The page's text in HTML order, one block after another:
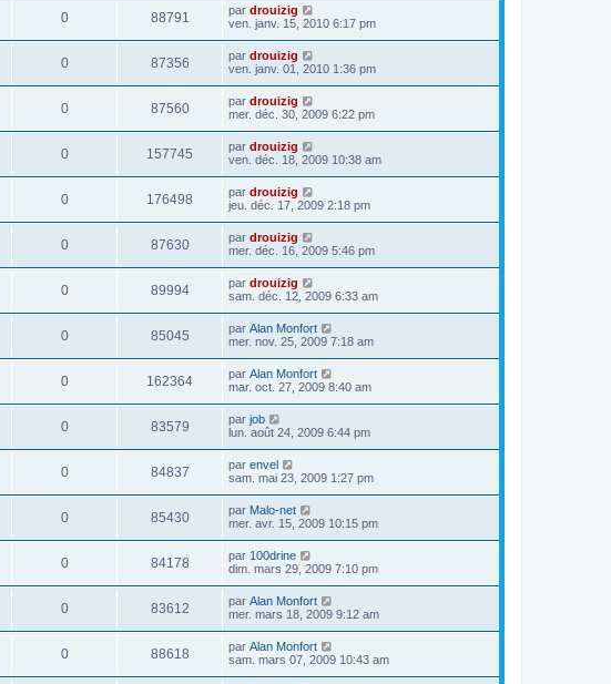
0 88791 par drouizig
ven. janv. 15, 2010 6:17 pm
0 87356 par drouizig
ven. janv. 01, 2010 1:36 pm
0 87560 par drouizig
mer. déc. 30, 2009 6:22 pm
0 157745 par drouizig
ven. déc. 18, 2009 10:38 am
0 176498 par drouizig
jeu. déc. 17, 2009 2:18 pm
0 87630 par drouizig
mer. déc. 16, 2009 5:46 pm
0 89994 par drouizig
sam. déc. 12, 2009 6:33 am
0 85045 par Alan Monfort
mer. nov. 25, 2009 7:18 am
0 162364 par Alan Monfort
mar. oct. 27, 2009 8:40 am
0 83579 par job
lun. août 24, 2009 6:44 pm
0 84837 par envel
sam. mai 23, 2009 1:27 pm
0 85430 par Malo-net
mer. avr. 15, 2009 10:15 pm
0 84178 par 100drine
dim. mars 29, 2009 7:10 pm
0 83612 par Alan Monfort
mer. mars 18, 2009 9:12 am
0 88618 par Alan Monfort
sam. mars 07, 2009 10:43 am